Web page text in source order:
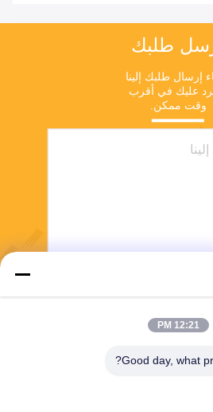
طلبك
وقت ممكن.
12:21 PM
Good day, what